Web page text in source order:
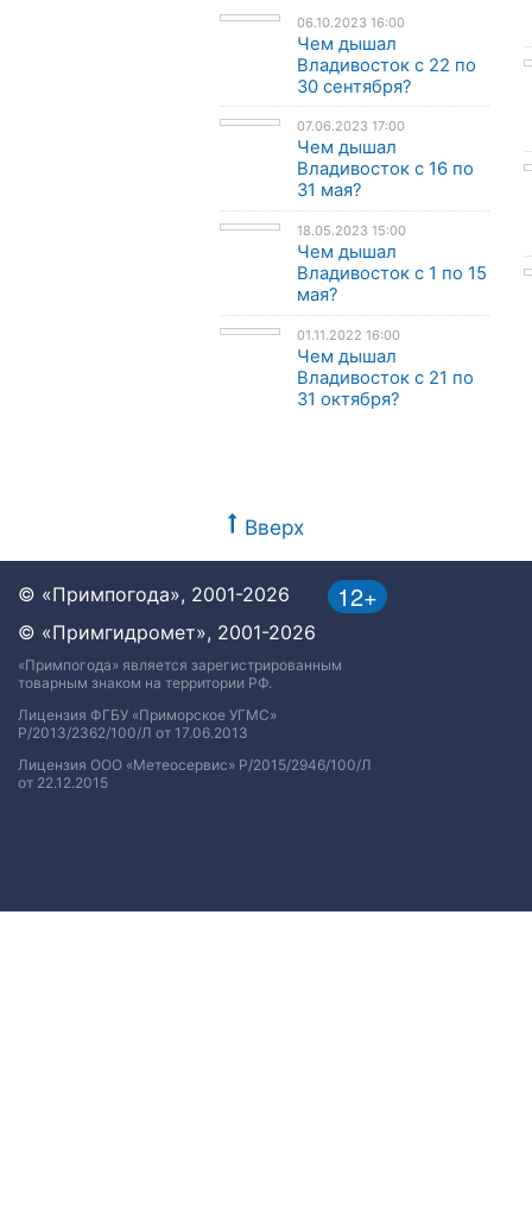
06.10.2023 16:00
Чем дышал
Владивосток с 22 по
30 сентября?
07.06.2023 17:00
Чем дышал
Владивосток с 16 по
31 мая?
18.05.2023 15:00
Чем дышал
Владивосток с 1 по 15
мая?
01.11.2022 16:00
Чем дышал
Владивосток с 21 по
31 октября?
Вверх
12+
© «Примпогода», 2001-2026
© «Примгидромет», 2001-2026
«Примпогода» является зарегистрированным
товарным знаком на территории РФ.
Лицензия ФГБУ «Приморское УГМС»
Р/2013/2362/100/Л от 17.06.2013
Лицензия ООО «Метеосервис» Р/2015/2946/100/Л
от 22.12.2015